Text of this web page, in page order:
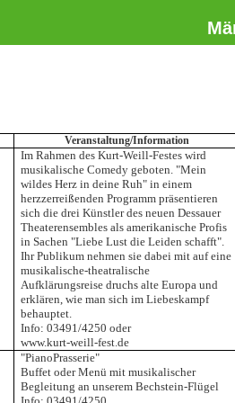
Veranstaltung/Information
Im Rahmen des Kurt-Weill-Festes wird
musikalische Comedy geboten. "Mein
wildes Herz in deine Ruh" in einem
herzzerreißenden Programm präsentieren
sich die drei Künstler des neuen Dessauer
Theaterensembles als amerikanische Profis
in Sachen "Liebe Lust die Leiden schafft".
Ihr Publikum nehmen sie dabei mit auf eine
musikalische-theatralische
Aufklärungsreise druchs alte Europa und
erklären, wie man sich im Liebeskampf
behauptet.
Info: 03491/4250 oder
www.kurt-weill-fest.de
"PianoPrasserie"
Buffet oder Menü mit musikalischer
Begleitung an unserem Bechstein-Flügel